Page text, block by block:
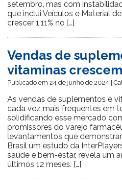
setembro, mas com
que inclui Veículos e Material
crescer 1,11% no […]
Vendas de
vitaminas
Publicado em 24 de junho de 2024 |
As vendas de suplementos e
cada vez mais frequentes em
solidificando esse mercado
promissores do varejo
levantamentos que
Brasil um estudo da
saúde e bem-estar, revela um
últimos 12 meses. […]